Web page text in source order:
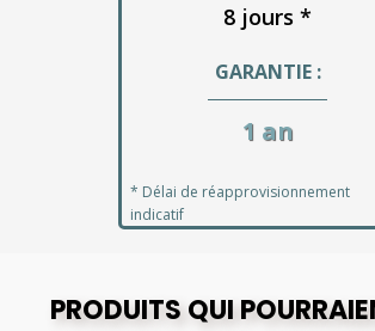
8 jours *
GARANTIE :
1 an
* Délai de réapprovisionnement
indicatif
PRODUITS QUI